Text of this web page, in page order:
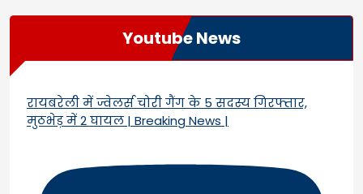
Youtube News
रायबरेली में ज्वेलर्स चोरी गैंग के 5 सदस्य गिरफ्तार,
मुठभेड़ में 2 घायल | Breaking News |